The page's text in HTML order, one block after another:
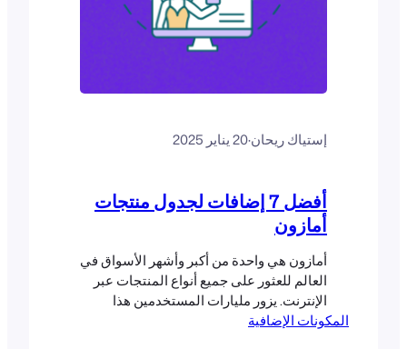
إستياك ريحان·20 يناير 2025
أفضل 7 إضافات لجدول منتجات
أمازون
أمازون هي واحدة من أكبر وأشهر الأسواق في
العالم للعثور على جميع أنواع المنتجات عبر
الإنترنت. يزور مليارات المستخدمين هذا
السوق شهريًا، مما يجعله منصة رائعة للبائعين
المكونات الإضافية